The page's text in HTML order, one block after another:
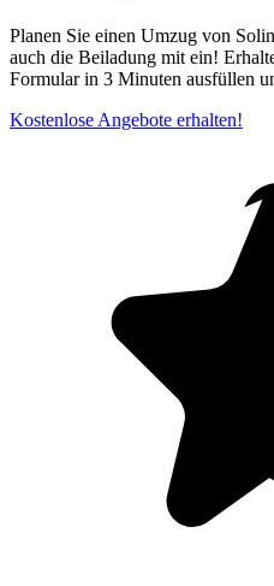
Planen Sie einen Umzug von
auch die Beiladung mit ein!
Formular in 3 Minuten ausfüllen
Kostenlose Angebote erhalten!